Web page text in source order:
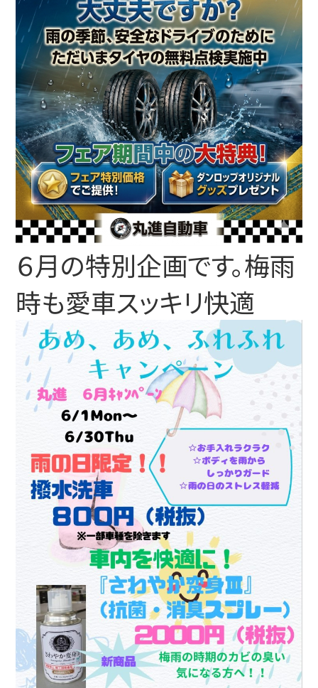
６月の特別企画です。梅雨
時も愛車スッキリ快適